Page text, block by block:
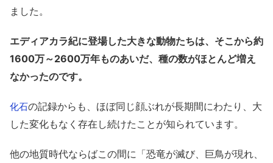
ました。
エディアカラ紀に登場した大きな動物たちは、そこから約
1600万～2600万年ものあいだ、種の数がほとんど増え
なかったのです。
化石の記録からも、ほぼ同じ顔ぶれが長期間にわたり、大
した変化もなく存在し続けたことが知られています。
他の地質時代ならばこの間に「恐竜が滅び、巨鳥が現れ、